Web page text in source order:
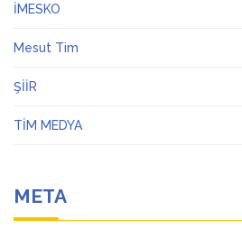
İMESKO
Mesut Tim
ŞİİR
TİM MEDYA
META